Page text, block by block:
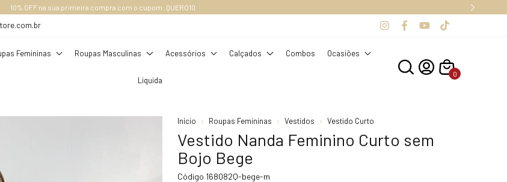
FRETE GRÁTIS ACIMA DE R$ 289,00 (SUDESTE), ACIMA DE R$ 349,00, OUTROS ESTADOS.
Femininas Roupas Masculinas Acessórios Calçados Combos Ocasiões
Liquida
0
Início Roupas Femininas Vestidos Vestido Curto
Vestido Nanda Feminino Curto sem
Bojo Bege
Código 168082Q-bege-m